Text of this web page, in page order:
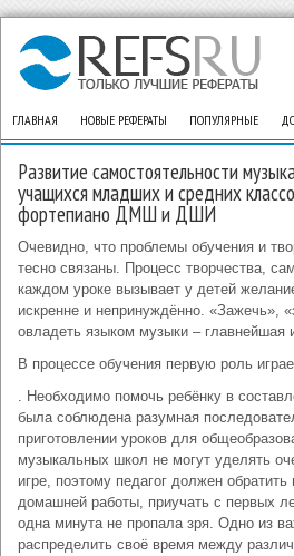
ГЛАВНАЯ НОВЫЕ РЕФЕРАТЫ ПОПУЛЯРНЫЕ
Развитие самостоятельности
учащихся младших и средних
фортепиано ДМШ и ДШИ
Очевидно, что проблемы обучения и
тесно связаны. Процесс творчества,
каждом уроке вызывает у детей
искренне и непринуждённо. «Зажечь»,
овладеть языком музыки – главнейшая
В процессе обучения первую роль
. Необходимо помочь ребёнку в
была соблюдена разумная
приготовлении уроков для
музыкальных школ не могут уделять
игре, поэтому педагог должен
домашней работы, приучать с первых
одна минута не пропала зря. Одно из
распределить своё время между